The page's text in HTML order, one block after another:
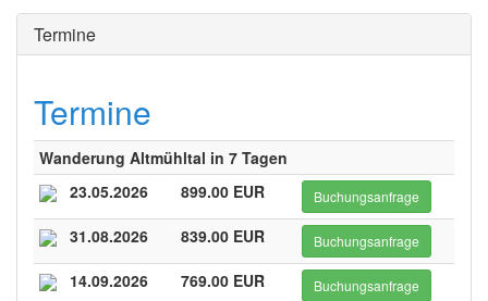
Termine
Termine
Wanderung Altmühltal in 7 Tagen
23.05.2026
899.00 EUR Buchungsanfrage
31.08.2026 839.00 EUR Buchungsanfrage
14.09.2026 769.00 EUR Buchungsanfrage